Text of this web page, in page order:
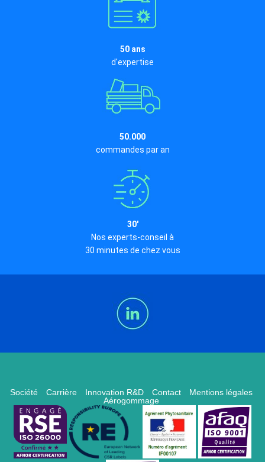
50 ans
d'expertise
50.000
commandes par an
30'
Nos experts-conseil à
30 minutes de chez vous
Société Carrière Innovation R&D Contact
Mentions légales
Aérogommage